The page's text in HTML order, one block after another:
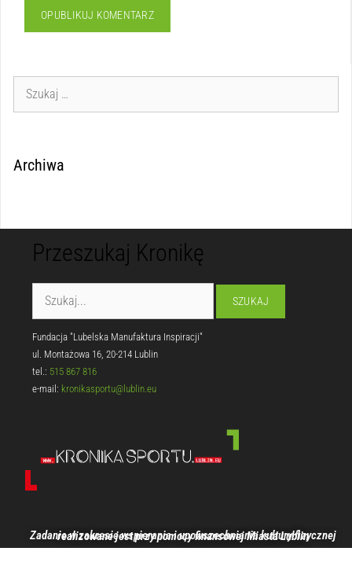
Archiwa
Przeszukaj Kronikę
Fundacja "Lubelska Manufaktura Inspiracji"
ul. Montażowa 16, 20-214 Lublin
tel.: 515 867 816
e-mail: kronikasportu@lublin.eu
Zadanie w zakresie wspierania i upowszechniania kultury fizycznej realizowane jest przy pomocy finansowej Miasta Lublin